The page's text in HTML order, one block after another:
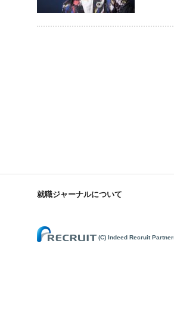
就職ジャーナルについて
(C) Indeed Recruit